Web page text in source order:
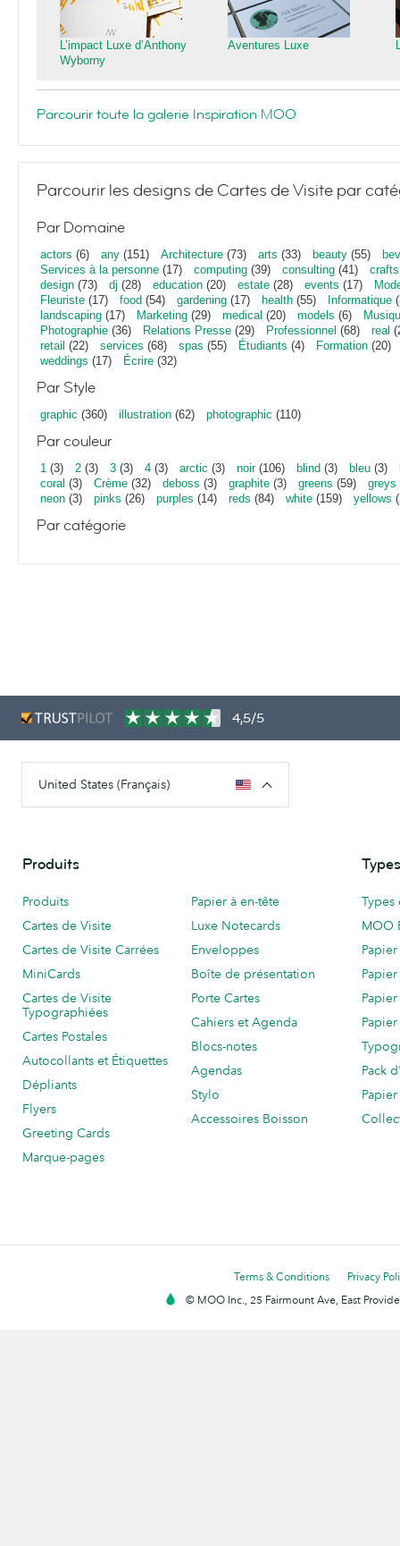
L’impact Luxe d’Anthony
Wyborny
Aventures Luxe
Parcourir toute la galerie Inspiration MOO
Parcourir les designs de Cartes de Visite par
Par Domaine
actors (6) any (151) Architecture (73) arts (33) beauty (55)
Services à la personne (17) computing (39) consulting (41) crafts
design (73) dj (28) education (20) estate (28) events (17)
Fleuriste (17) food (54) gardening (17) health (55) Informatique
landscaping (17) Marketing (29) medical (20) models (6)
Photographie (36) Relations Presse (29) Professionnel (68) real
retail (22) services (68) spas (55) Étudiants (4) Formation (20)
weddings (17) Écrire (32)
Par Style
graphic (360) illustration (62) photographic (110)
Par couleur
1 (3) 2 (3) 3 (3) 4 (3) arctic (3) noir(106) blind (3) bleu (3)
coral (3) Crème (32) deboss (3) graphite (3) greens (59) greys
neon (3) pinks (26) purples (14) reds (84) white (159) yellows
Par catégorie
4,5/5
United States (Français)
Produits
Produits
Cartes de Visite
Cartes de Visite Carrées
MiniCards
Cartes de Visite
Typographiées
Cartes Postales
Autocollants et Étiquettes
Dépliants
Flyers
Greeting Cards
Marque-pages
Papier à en-tête
Luxe Notecards
Enveloppes
Boîte de présentation
Porte Cartes
Cahiers et Agenda
Blocs-notes
Agendas
Stylo
Accessoires Boisson
MOO
Pack
Terms & Conditions
Privacy
© MOO Inc., 25 Fairmount Ave, East